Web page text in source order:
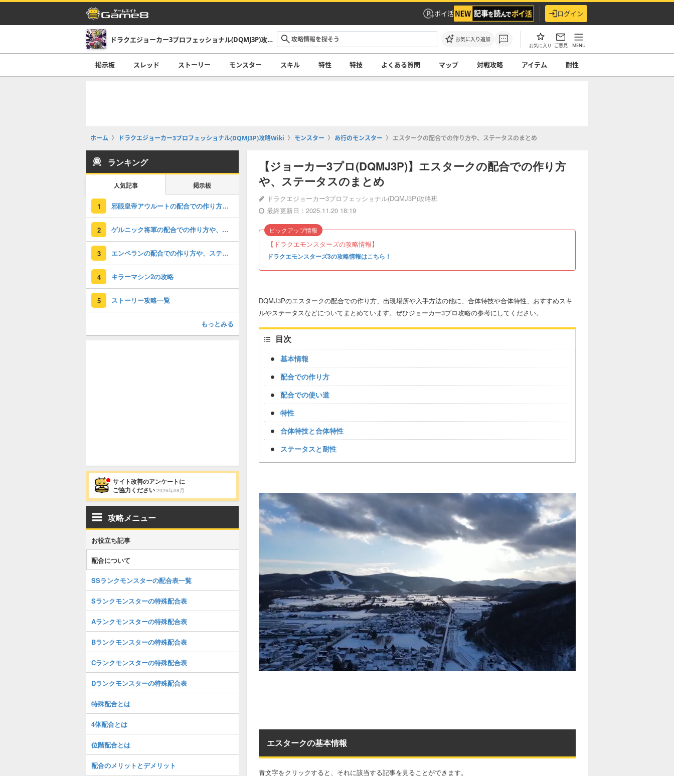
ポイ活 ログイン
ドラクエジョーカー3プロフェッショナル(DQMJ3P)攻略Wiki お気に入り追加
お気に入り ご意見 MENU
掲示板 スレッド ストーリー モンスター スキル 特性 特技 よくある質問 マップ 対戦攻略 アイテム 耐性
ホーム ドラクエジョーカー3プロフェッショナル(DQMJ3P)攻略Wiki モンスター あ行のモンスター エスタークの配合での作り方や、ステータスのまとめ
【ジョーカー3プロ(DQMJ3P)】エスタークの配合での作り方
や、ステータスのまとめ
ドラクエジョーカー3プロフェッショナル(DQMJ3P)攻略班
最終更新日：2025.11.20 18:19
【ドラクエモンスターズの攻略情報】
ドラクエモンスターズ3の攻略情報はこちら！
ピックアップ情報
DQMJ3Pのエスタークの配合での作り方、出現場所や入手方法の他に、合体特技や合体特性、おすすめスキ
ルやステータスなどについてまとめています。ぜひジョーカー3プロ攻略の参考にしてください。
目次
基本情報
配合での作り方
配合での使い道
特性
合体特技と合体特性
ステータスと耐性
エスタークの基本情報
青文字をクリックすると、それに該当する記事を見ることができます。
ランキング
人気記事 掲示板
1 邪眼皇帝アウルートの配合での作り方や、ステータスのまとめ
2 ゲルニック将軍の配合での作り方や、ステータスのまとめ
3 エンペランの配合での作り方や、ステータスのまとめ
4 キラーマシン2の攻略
5 ストーリー攻略一覧
もっとみる
サイト改善のアンケートに
ご協力ください 2026年08月
攻略メニュー
お役立ち記事
配合について
SSランクモンスターの配合表一覧
Sランクモンスターの特殊配合表
Aランクモンスターの特殊配合表
Bランクモンスターの特殊配合表
Cランクモンスターの特殊配合表
Dランクモンスターの特殊配合表
特殊配合とは
4体配合とは
位階配合とは
配合のメリットとデメリット